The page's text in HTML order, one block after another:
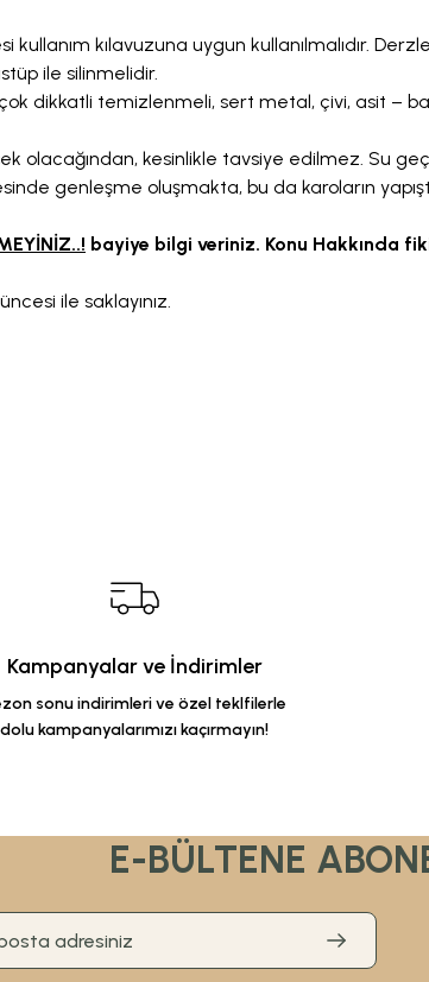
kılavuzuna uygun kullanılmalıdır.
ile silinmelidir.
çok dikkatli temizlenmeli, sert metal, çivi, asit –
olacağından, kesinlikle tavsiye edilmez. Su
genleşme oluşmakta, bu da karoların
bayiye bilgi veriniz. Konu Hakkında
ile saklayınız.
Kampanyalar ve İndirimler
sonu indirimleri ve özel teklfilerle
dolu kampanyalarımızı kaçırmayın!
E-BÜLTENE